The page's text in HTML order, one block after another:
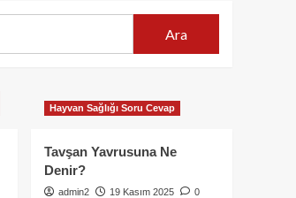
Hayvan Sağlığı Soru Cevap
Tavşan Yavrusuna Ne
Denir?
admin2 19 Kasım 2025 0